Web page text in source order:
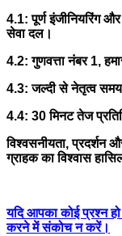
4.1: पूर्ण इंजीनियरिंग
सेवा दल।
4.2: गुणवत्ता नंबर 1,
4.3: जल्दी से नेतृत्व
4.4: 30 मिनट तेज
विश्वसनीयता, प्रदर्शन
ग्राहक का विश्वास
यदि आपका कोई प्रश्न हो
करने में संकोच न करें।